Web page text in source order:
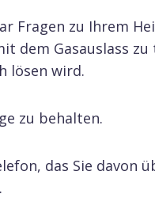
Fragen zu Ihrem
dem Gasauslass
lösen wird.
zu behalten.
das Sie davon